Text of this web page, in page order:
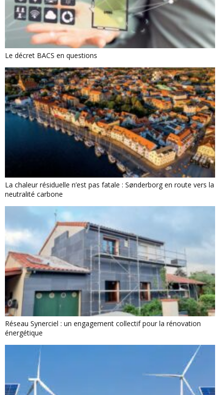
Le décret BACS en questions
La chaleur résiduelle n’est pas fatale : Sønderborg en route vers la
neutralité carbone
Réseau Synerciel : un engagement collectif pour la rénovation
énergétique